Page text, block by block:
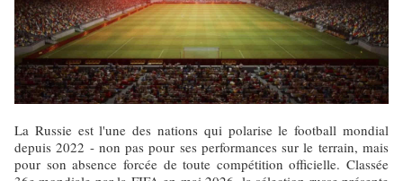
La Russie est l'une des nations qui polarise le football mondial
depuis 2022 - non pas pour ses performances sur le terrain, mais
pour son absence forcée de toute compétition officielle. Classée